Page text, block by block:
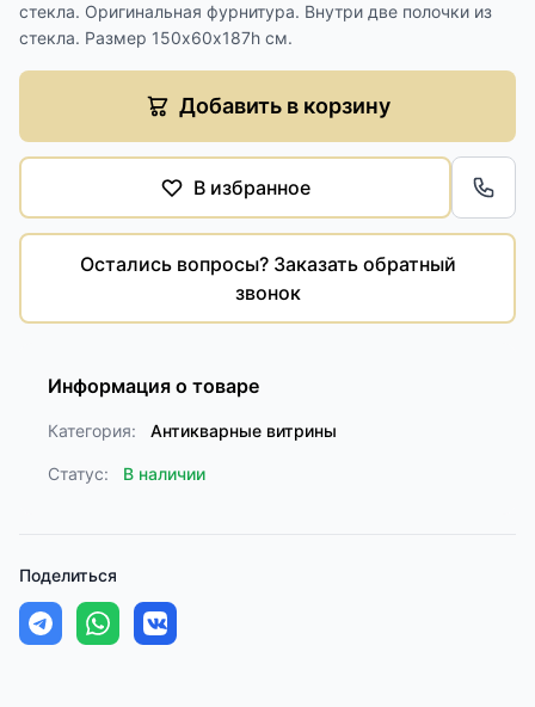
стекла. Оригинальная фурнитура. Внутри две полочки из
стекла. Размер 150х60х187h см.
Добавить в корзину
В избранное
Остались вопросы? Заказать обратный
звонок
Информация о товаре
Категория: Антикварные витрины
Статус: В наличии
Поделиться